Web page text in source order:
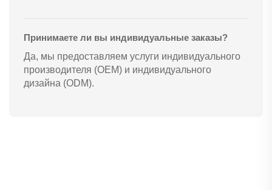
Принимаете ли вы индивидуальные заказы?
Да, мы предоставляем услуги индивидуального
производителя (OEM) и индивидуального
дизайна (ODM).